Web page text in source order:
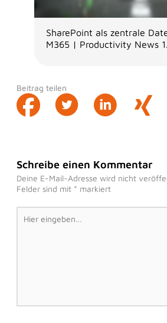
SharePoint als zentrale
M365 | Productivity News
Beitrag teilen
Schreibe einen Kommentar
Deine E-Mail-Adresse wird nicht
Felder sind mit * markiert
Hier
eingeben…